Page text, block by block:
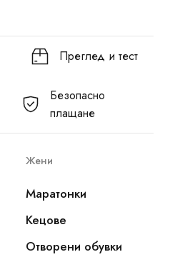
Преглед и тест
Безопасно
плащане
Жени
Маратонки
Кецове
Отворени обувки